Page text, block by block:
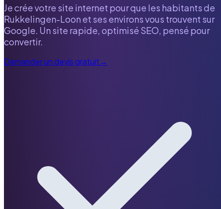
Je crée votre site internet pour que les habitants de
Rukkelingen-Loon et ses environs vous trouvent sur
Google. Un site rapide, optimisé SEO, pensé pour
convertir.
Demander un devis gratuit→